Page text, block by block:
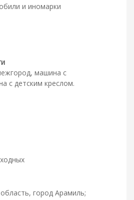
и иномарки
машина с
с детским креслом.
город Арамиль;